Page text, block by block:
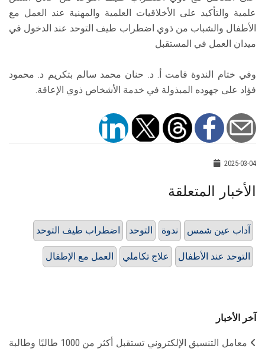
علمية والتأكيد على الأخلاقيات العلمية والمهنية عند العمل مع
الأطفال والشباب من ذوي اضطراب طيف التوحد عند الدخول في
ميدان العمل في المستقبل
وفي ختام الندوة قامت أ. د. حنان محمد سالم بتكريم د. محمود
فؤاد على جهوده المبذولة في خدمة الأشخاص ذوي الإعاقة.
2025-03-04
الأخبار المتعلقة
اضطراب طيف التوحد التوحد ندوة آداب عين شمس
العمل مع الإطفال علاج تكاملي التوحد عند الأطفال
آخر الأخبار
معامل التنسيق الإلكتروني تستقبل أكثر من 1000 طالبًا وطالبة